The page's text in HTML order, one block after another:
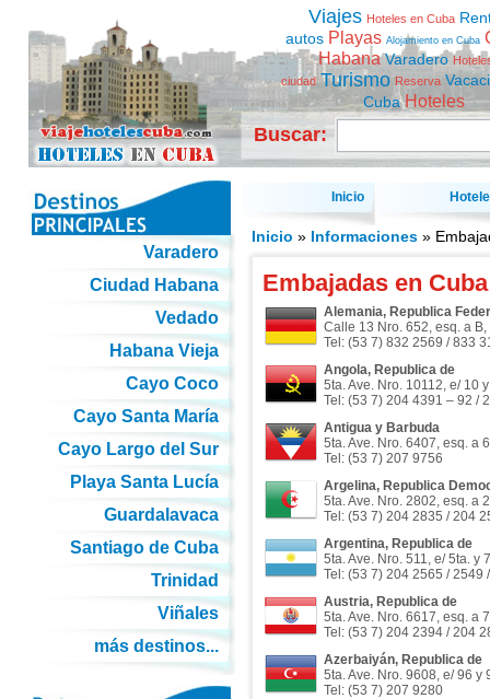
Viajes Hoteles en Cuba
autos Playas Alojamiento en Cuba
Habana Varadero
ciudad Turismo Reserva
Cuba Hoteles
Buscar:
Inicio
Inicio » Informaciones»
Embajadas en Cuba
Alemania, Republica
Calle 13 Nro. 652, esq. a
Tel: (53 7) 832 2569 / 833
Angola, Republica de
5ta. Ave. Nro. 10112, e/ 10
Tel: (53 7) 204 4391 – 92 /
Antigua y Barbuda
5ta. Ave. Nro. 6407, esq. a
Tel: (53 7) 207 9756
Argelina, Republica
5ta. Ave. Nro. 2802, esq. a
Tel: (53 7) 204 2835 / 204
Argentina, Republica de
5ta. Ave. Nro. 511, e/ 5ta. y
Tel: (53 7) 204 2565 / 2549
Austria, Republica de
5ta. Ave. Nro. 6617, esq. a
Tel: (53 7) 204 2394 / 204
Azerbaiyán, Republica de
5ta. Ave. Nro. 9608, e/ 96 y
Tel: (53 7) 207 9280
Varadero
Ciudad Habana
Vedado
Habana Vieja
Cayo Coco
Cayo Santa María
Cayo Largo del Sur
Playa Santa Lucía
Guardalavaca
Santiago de Cuba
Trinidad
Viñales
más destinos...